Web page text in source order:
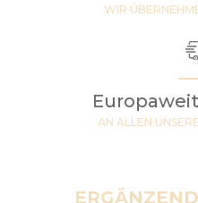
WIR
AN ALLEN